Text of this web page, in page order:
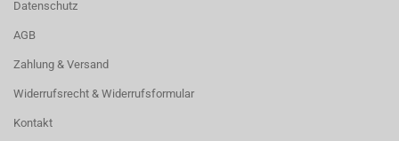
Datenschutz
AGB
Zahlung & Versand
Widerrufsrecht & Widerrufsformular
Kontakt